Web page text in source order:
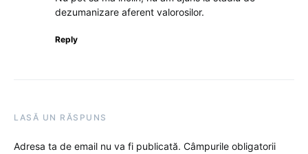
dezumanizare aferent valorosilor.
Reply
LASĂ UN RĂSPUNS
Adresa ta de email nu va fi publicată. Câmpurile obligatorii